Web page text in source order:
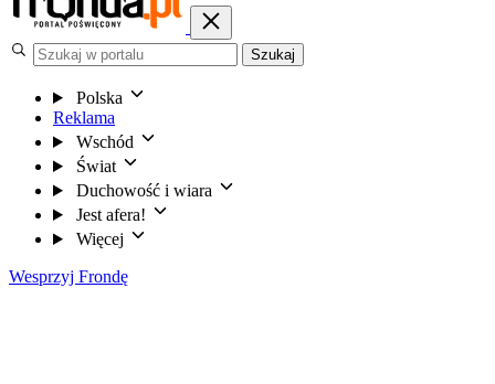
Szukaj
Polska
Reklama
Wschód
Świat
Duchowość i wiara
Jest afera!
Więcej
Wesprzyj Frondę